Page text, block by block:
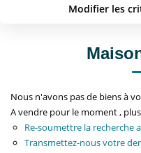
Modifier les
Budget max
Créer une alerte
Nous n'avons pas de biens à
A vendre pour le moment ,
Re-soumettre la recherche
Transmettez-nous votre